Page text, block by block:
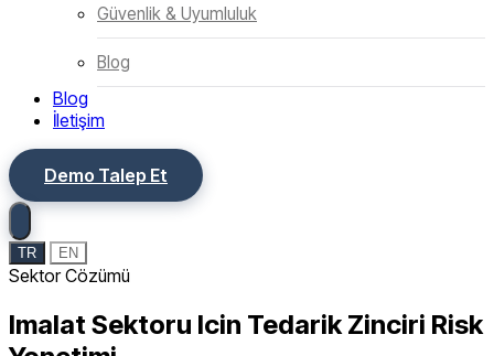
Güvenlik & Uyumluluk
Blog
Blog
İletişim
Demo Talep Et
TR EN
Sektor Cözümü
Imalat Sektoru Icin Tedarik Zinciri Risk